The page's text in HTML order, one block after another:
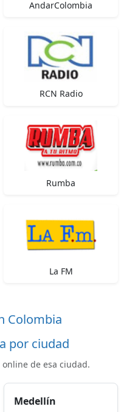
AndarColombia
RCN Radio
Rumba
La FM
Colombia
por ciudad
de esa ciudad.
Medellín